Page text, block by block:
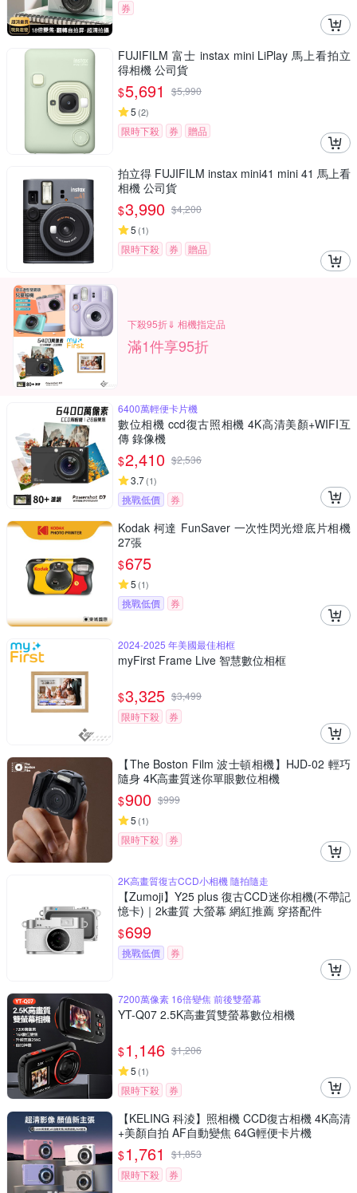
券
FUJIFILM 富士 instax mini LiPlay 馬上看拍立
得相機 公司貨
$5,691 $5,990
5 (2)
限時下殺 券 贈品
拍立得 FUJIFILM instax mini41 mini 41 馬上看
相機 公司貨
$3,990 $4,200
5 (1)
限時下殺 券 贈品
下殺95折⇓ 相機指定品
滿1件享95折
6400萬輕便卡片機
數位相機 ccd復古照相機 4K高清美顏+WIFI互
傳 錄像機
$2,410 $2,536
3.7(1)
挑戰低價 券
Kodak 柯達 FunSaver 一次性閃光燈底片相機
27張
$675
5 (1)
挑戰低價 券
2024-2025 年美國最佳相框
myFirst Frame Live 智慧數位相框
$3,325 $3,499
限時下殺
券
【The Boston Film 波士頓相機】HJD-02 輕巧
隨身 4K高畫質迷你單眼數位相機
$900 $999
5 (1)
限時下殺 券
2K高畫質復古CCD小相機 隨拍隨走
【Zumoji】Y25 plus 復古CCD迷你相機(不帶記
憶卡)｜2k畫質 大螢幕 網紅推薦 穿搭配件
$699
挑戰低價 券
7200萬像素 16倍變焦 前後雙螢幕
YT-Q07 2.5K高畫質雙螢幕數位相機
$1,146 $1,206
5 (1)
限時下殺 券
【KELING 科淩】照相機 CCD復古相機 4K高清
+美顏自拍 AF自動變焦 64G輕便卡片機
$1,761 $1,853
限時下殺
券